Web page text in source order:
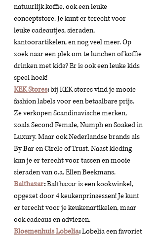
natuurlijk koffie, ook een leuke
conceptstore. Je kunt er terecht voor
leuke cadeautjes, sieraden,
kantoorartikelen, en nog veel meer. Op
zoek naar een plek om te lunchen of koffie
drinken met kids? Er is ook een leuke kids
speel hoek!
KEK Stores: bij KEK stores vind je mooie
fashion labels voor een betaalbare prijs.
Ze verkopen Scandinavische merken,
zoals Second Female, Numph en Soaked in
Luxury. Maar ook Nederlandse brands als
By Bar en Circle of Trust. Naast kleding
kun je er terecht voor tassen en mooie
sieraden van o.a. Ellen Beekmans.
Balthazar: Balthazar is een kookwinkel,
opgezet door 4 keukenprinsessen! Je kunt
er terecht voor je keukenartikelen, maar
ook cadeaus en adviezen.
Bloemenhuis Lobelia: Lobelia een favoriet